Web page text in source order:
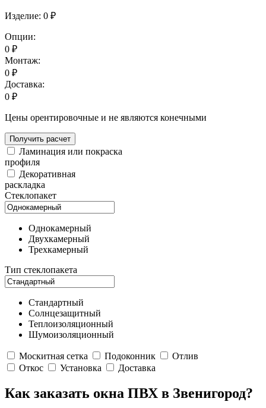
Изделие: 0 ₽
Опции:
0 ₽
Монтаж:
0 ₽
Доставка:
0 ₽
Цены орентировочные и не являются конечными
Получить расчет
Ламинация или покраска
профиля
Декоративная
раскладка
Стеклопакет
Однокамерный
Двухкамерный
Трехкамерный
Тип стеклопакета
Стандартный
Солнцезащитный
Теплоизоляционный
Шумоизоляционный
Москитная сетка Подоконник
Отлив
Откос
Установка Доставка
Как заказать окна ПВХ в Звенигород?